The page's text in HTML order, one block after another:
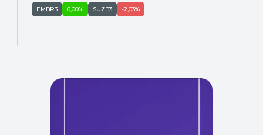
principais acordos firmados durante o Fórum Empresarial
Brasil-Coreia do Sul, realizado em São Paulo, informou a
EMBR3 0,00% SUZB3 -2,03%